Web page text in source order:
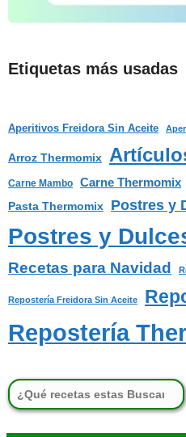
Etiquetas más usadas
Aperitivos Freidora Sin Aceite
Arroz Thermomix
Carne Mambo Carne Thermomix
Pasta Thermomix Postres y
Postres y
Recetas para Navidad
Repostería Freidora Sin Aceite
Repostería
Buscar: